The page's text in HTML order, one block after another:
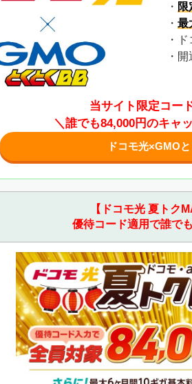
・ 限
・ 最
・
・
当サイト限定コー
＼誰でも84,000円のキャ
ドコモ光×GMO
【ドコモ光 夏トク
優待コード適用で誰で